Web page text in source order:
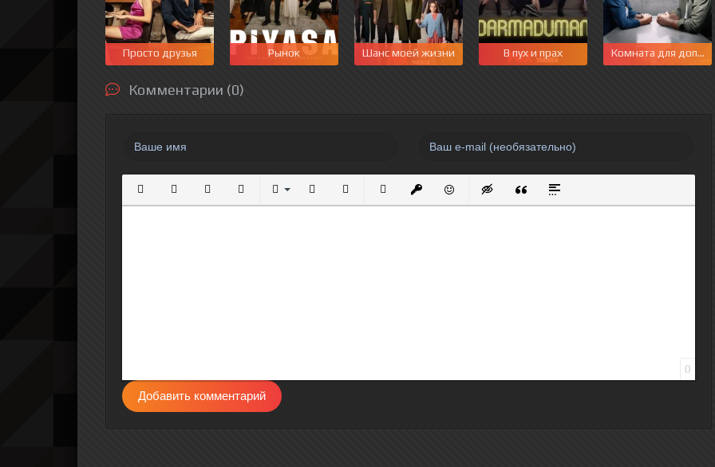
Просто друзья Рынок Шанс моей жизни В пух и прах Комната для
Комментарии (0)
Полужирный
КурсивПодчеркнутый
ЗачеркнутыйВыравнивание
Нумерованный список
Маркированный список
Вставить ссылку
Вставить защищенную ссылку
Вставить смайлик
Вставка скрытого текста
Вставка цитаты
Вставка спойлера
0
Добавить комментарий